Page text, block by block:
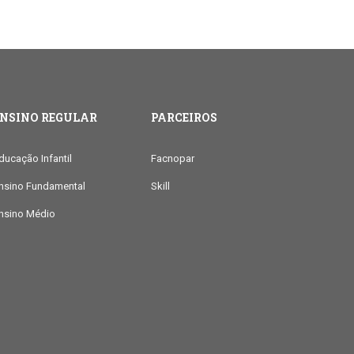
REGULAR
Infantil
Fundamental
Médio
PARCEIROS
Facnopar
Skill